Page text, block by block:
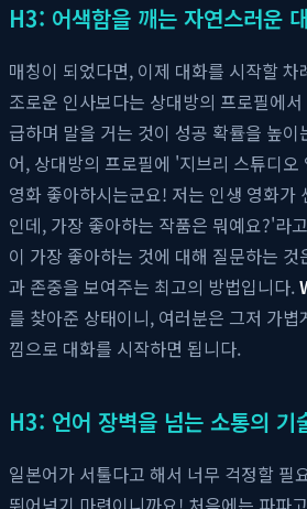
H3: 어색함을 깨는 자연스러운
매칭이 되었다면, 이제 대화를 시작할
조로운 인사보다는 상대방의 프로필에
급하며 말을 거는 것이 성공 확률을 높
어, 상대방의 프로필에 '지브리 스튜디
영화 좋아하시는군요! 저는 인생 영화가
인데, 가장 좋아하는 작품은 뭐예요?'라
이 가장 좋아하는 것에 대해 질문하는 것
과 존중을 보여주는 최고의 방법입니다.
를 찾아준 상태이니, 여러분은 그저 가
낌으로 대화를 시작하면 됩니다.
H3: 언어 장벽을 넘는 소통의 기
일본어가 서툴다고 해서 너무 걱정할 필